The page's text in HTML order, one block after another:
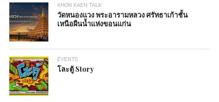
KHON KAEN TALK
วัดหนองแวง พระอารามหลวง ศรัทธาเก้าชั้น
เหนือผืนน้ำแห่งขอนแก่น
EVENTS
โละตู้ Story